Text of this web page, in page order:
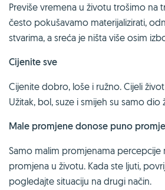
Previše vremena u životu trošimo na
često pokušavamo materijalizirati,
stvarima, a sreća je ništa više osim
Cijenite sve
Cijenite dobro, loše i ružno. Cijeli
Užitak, bol, suze i smijeh su samo dio
Male promjene donose puno
Samo malim promjenama
promjena u životu. Kada ste ljuti,
pogledajte situaciju na drugi način.